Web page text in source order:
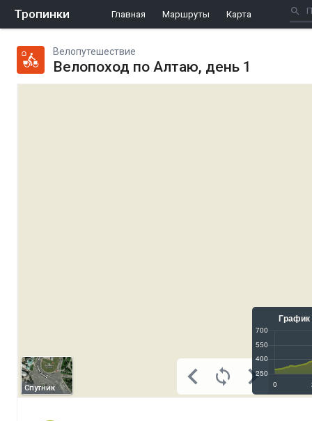
Тропинки Главная Маршруты Карта
Велопутешествие
Велопоход по Алтаю, день 1
Спутник